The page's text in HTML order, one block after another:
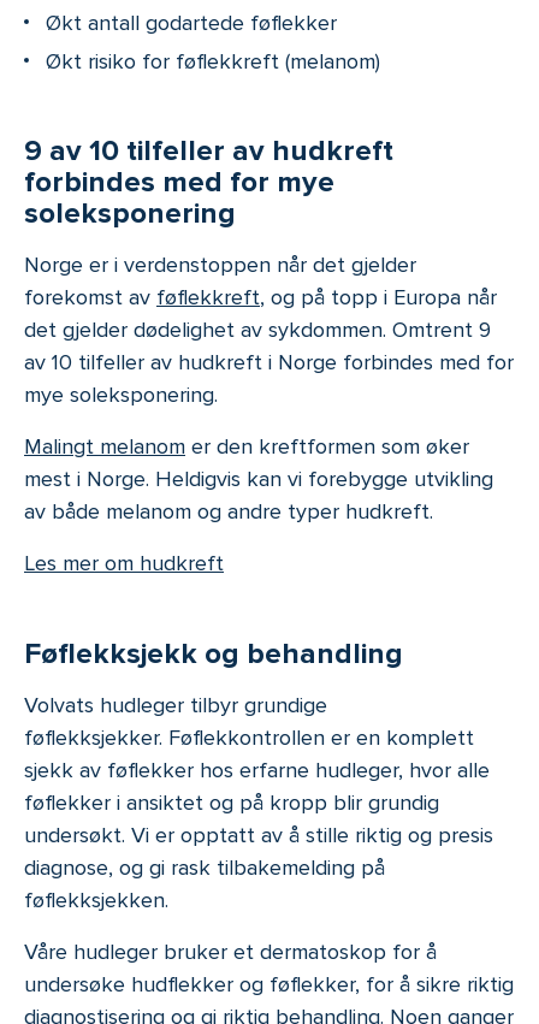
Økt antall godartede føflekker
Økt risiko for føflekkreft (melanom)
9 av 10 tilfeller av hudkreft
forbindes med for mye
soleksponering
Norge er i verdenstoppen når det gjelder
forekomst av føflekkreft, og på topp i Europa når
det gjelder dødelighet av sykdommen. Omtrent 9
av 10 tilfeller av hudkreft i Norge forbindes med for
mye soleksponering.
Malingt melanom er den kreftformen som øker
mest i Norge. Heldigvis kan vi forebygge utvikling
av både melanom og andre typer hudkreft.
Les mer om hudkreft
Føflekksjekk og behandling
Volvats hudleger tilbyr grundige
føflekksjekker. Føflekkontrollen er en komplett
sjekk av føflekker hos erfarne hudleger, hvor alle
føflekker i ansiktet og på kropp blir grundig
undersøkt. Vi er opptatt av å stille riktig og presis
diagnose, og gi rask tilbakemelding på
føflekksjekken.
Våre hudleger bruker et dermatoskop for å
undersøke hudflekker og føflekker, for å sikre riktig
diagnostisering og gi riktig behandling. Noen ganger